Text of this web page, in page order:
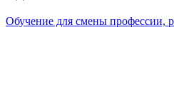
Обучение для смены профессии,